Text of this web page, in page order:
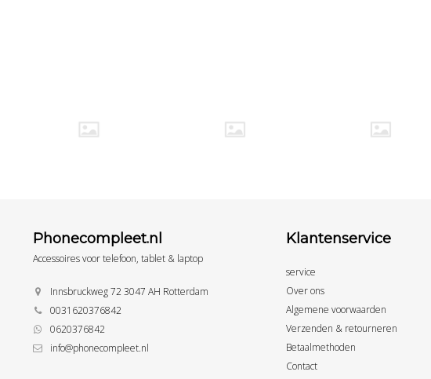
Phonecompleet.nl
Accessoires voor telefoon, tablet & laptop
Innsbruckweg 72 3047 AH Rotterdam
0031620376842
0620376842
info@phonecompleet.nl
Klantenservice
service
Over ons
Algemene voorwaarden
Verzenden & retourneren
Betaalmethoden
Contact